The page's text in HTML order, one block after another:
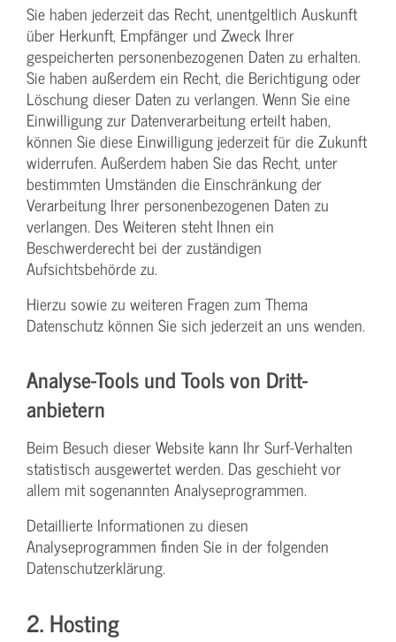
Sie haben jederzeit das Recht, unentgeltlich Auskunft
über Herkunft, Empfänger und Zweck Ihrer
gespeicherten personenbezogenen Daten zu erhalten.
Sie haben außerdem ein Recht, die Berichtigung oder
Löschung dieser Daten zu verlangen. Wenn Sie eine
Einwilligung zur Datenverarbeitung erteilt haben,
können Sie diese Einwilligung jederzeit für die Zukunft
widerrufen. Außerdem haben Sie das Recht, unter
bestimmten Umständen die Einschränkung der
Verarbeitung Ihrer personenbezogenen Daten zu
verlangen. Des Weiteren steht Ihnen ein
Beschwerderecht bei der zuständigen
Aufsichtsbehörde zu.
Hierzu sowie zu weiteren Fragen zum Thema
Datenschutz können Sie sich jederzeit an uns wenden.
Analyse-Tools und Tools von Dritt­
anbietern
Beim Besuch dieser Website kann Ihr Surf-Verhalten
statistisch ausgewertet werden. Das geschieht vor
allem mit sogenannten Analyseprogrammen.
Detaillierte Informationen zu diesen
Analyseprogrammen finden Sie in der folgenden
Datenschutzerklärung.
2. Hosting